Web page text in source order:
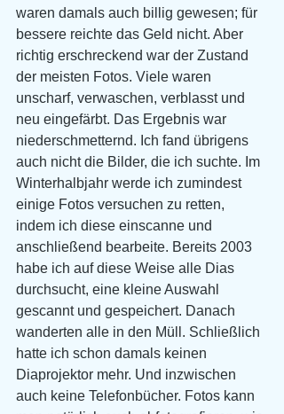
waren damals auch billig gewesen; für
bessere reichte das Geld nicht. Aber
richtig erschreckend war der Zustand
der meisten Fotos. Viele waren
unscharf, verwaschen, verblasst und
neu eingefärbt. Das Ergebnis war
niederschmetternd. Ich fand übrigens
auch nicht die Bilder, die ich suchte. Im
Winterhalbjahr werde ich zumindest
einige Fotos versuchen zu retten,
indem ich diese einscanne und
anschließend bearbeite. Bereits 2003
habe ich auf diese Weise alle Dias
durchsucht, eine kleine Auswahl
gescannt und gespeichert. Danach
wanderten alle in den Müll. Schließlich
hatte ich schon damals keinen
Diaprojektor mehr. Und inzwischen
auch keine Telefonbücher. Fotos kann